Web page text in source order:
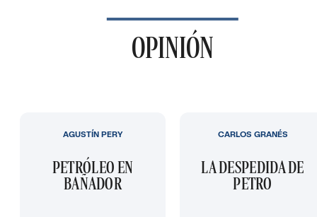
OPINIÓN
PETRÓLEO EN
BAÑADOR
AGUSTÍN PERY
LA DESPEDIDA DE
PETRO
CARLOS GRANÉS